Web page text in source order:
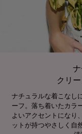
クリ
ナチュラルな着こなし
ーフ。落ち着いたカラ
よいアクセントになり
ットが持つやさしく自